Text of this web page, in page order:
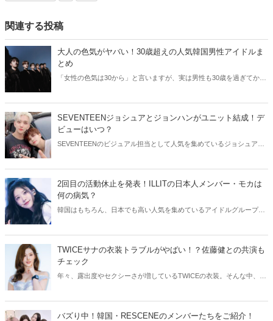
関連する投稿
大人の色気がヤバい！30歳超えの人気韓国男性アイドルま
とめ
「女性の色気は30から」と言いますが、実は男性も30歳を過ぎてから
SEVENTEENジョシュアとジョンハンがユニット結成！デ
ビューはいつ？
SEVENTEENのビジュアル担当として人気を集めているジョシュアと
2回目の活動休止を発表！ILLITの日本人メンバー・モカは
何の病気？
韓国はもちろん、日本でも高い人気を集めているアイドルグループ・
TWICEサナの衣装トラブルがやばい！？佐藤健との共演も
チェック
年々、露出度やセクシーさが増しているTWICEの衣装。そんな中、
バズり中！韓国・RESCENEのメンバーたちをご紹介！